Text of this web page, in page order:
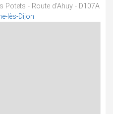
Potets - Route d'Ahuy - D107A
lès-Dijon